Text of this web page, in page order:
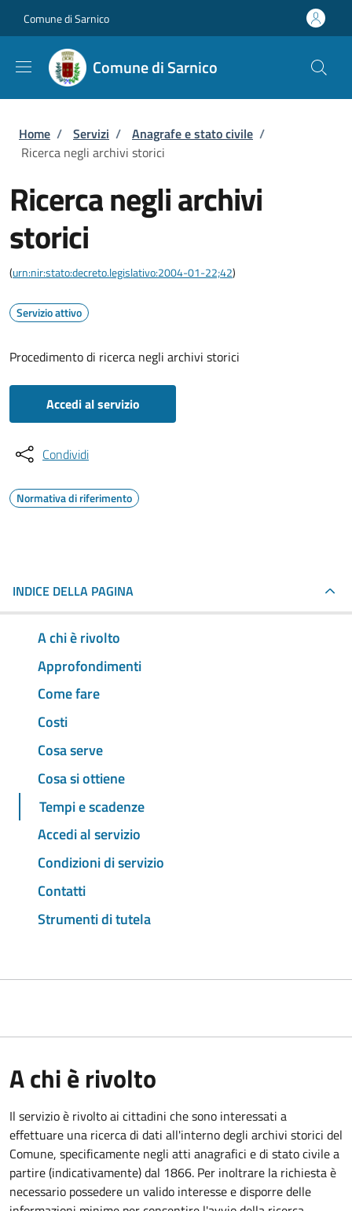
Comune di Sarnico
Comune di Sarnico
Briciole di pane
Home / Servizi / Anagrafe e stato civile /
Ricerca negli archivi storici
Ricerca negli archivi
storici
(urn:nir:stato:decreto.legislativo:2004-01-22;42)
Servizio attivo
Procedimento di ricerca negli archivi storici
Accedi al servizio
Condividi
Normativa di riferimento
INDICE DELLA PAGINA
A chi è rivolto
Approfondimenti
Come fare
Costi
Cosa serve
Cosa si ottiene
Tempi e scadenze
Accedi al servizio
Condizioni di servizio
Contatti
Strumenti di tutela
A chi è rivolto
Il servizio è rivolto ai cittadini che sono interessati a
effettuare una ricerca di dati all'interno degli archivi storici del
Comune, specificamente negli atti anagrafici e di stato civile a
partire (indicativamente) dal 1866. Per inoltrare la richiesta è
necessario possedere un valido interesse e disporre delle